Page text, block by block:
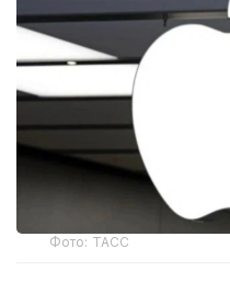
Фото: ТАСС